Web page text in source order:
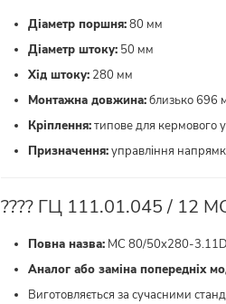
Діаметр поршня:80 мм
Діаметр штоку: 50 мм
Хід штоку: 280 мм
Монтажна довжина:близько 696
Кріплення:типове для кермового
Призначення:управління
???? ГЦ 111.01.045 / 12
Повна назва: МС 80/50x280-3.11D
Аналог або заміна попередніх
Виготовляється за сучасними